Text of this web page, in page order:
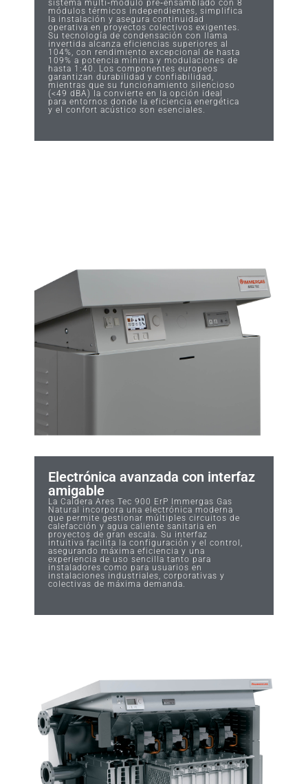
sistema multi‑módulo pre‑ensamblado con 8
módulos térmicos independientes, simplifica
la instalación y asegura continuidad
operativa en proyectos colectivos exigentes.
Su tecnología de condensación con llama
invertida alcanza eficiencias superiores al
104%, con rendimiento excepcional de hasta
109% a potencia mínima y modulaciones de
hasta 1:40. Los componentes europeos
garantizan durabilidad y confiabilidad,
mientras que su funcionamiento silencioso
(<49 dBA) la convierte en la opción ideal
para entornos donde la eficiencia energética
y el confort acústico son esenciales.
Electrónica avanzada con interfaz
amigable
La Caldera Ares Tec 900 ErP Immergas Gas
Natural incorpora una electrónica moderna
que permite gestionar múltiples circuitos de
calefacción y agua caliente sanitaria en
proyectos de gran escala. Su interfaz
intuitiva facilita la configuración y el control,
asegurando máxima eficiencia y una
experiencia de uso sencilla tanto para
instaladores como para usuarios en
instalaciones industriales, corporativas y
colectivas de máxima demanda.